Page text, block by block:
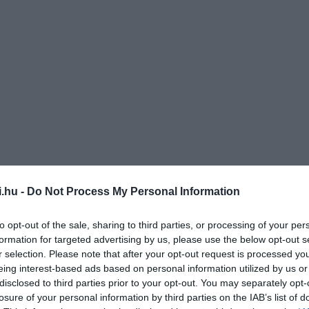
- Do Not Process My Personal Information
opt-out of the sale, sharing to third parties, or processing of your
for targeted advertising by us, please use the below opt-out
selection. Please note that after your opt-out request is processed
interest-based ads based on personal information utilized by us
to third parties prior to your opt-out. You may separately
of your personal information by third parties on the IAB’s list of
Mammad Darudov, aki még az 1970-es években
belsejét is látták az elmúlt évtizedekben. Elmondása
rendelkezik és fallal körbevett utakkal kapcsolódnak a
csatlakozik a kastélyhoz.